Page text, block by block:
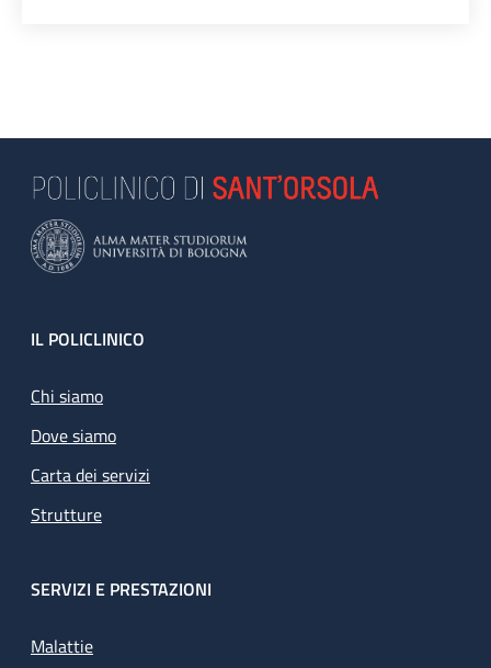
Footer
IL POLICLINICO
Chi siamo
Dove siamo
Carta dei servizi
Strutture
SERVIZI E PRESTAZIONI
Malattie